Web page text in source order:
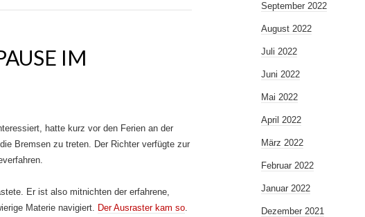
IM
hatte kurz vor den Ferien an der
Bremsen zu treten. Der Richter verfügte zur
Er ist also mitnichten der erfahrene,
Materie navigiert. Der Ausraster kam so
September 2022
August 2022
Juli 2022
Juni 2022
Mai 2022
April 2022
März 2022
Februar 2022
Januar 2022
Dezember 2021